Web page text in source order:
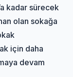
kadar sürecek
olan sokağa
için daha
devam